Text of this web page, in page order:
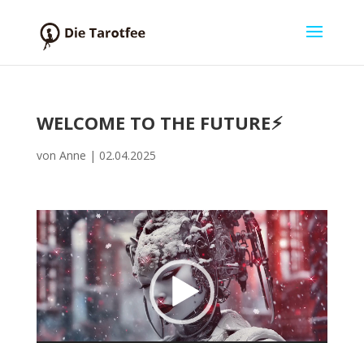
WELCOME TO THE FUTURE⚡︎
von Anne | 02.04.2025
Video-
Player